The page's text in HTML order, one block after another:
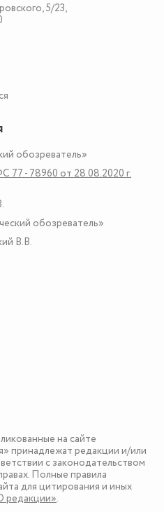
5/23,
обозреватель»
- 78960 от 28.08.2020 г.
обозреватель»
В.В.
на сайте
принадлежат редакции и/или
с законодательством
Полные правила
для цитирования и иных
редакции».